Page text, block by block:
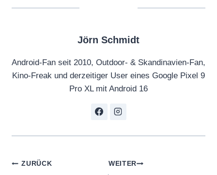
Jörn Schmidt
Android-Fan seit 2010, Outdoor- & Skandinavien-Fan,
Kino-Freak und derzeitiger User eines Google Pixel 9
Pro XL mit Android 16
Beitragsnavigation
ZURÜCK WEITER